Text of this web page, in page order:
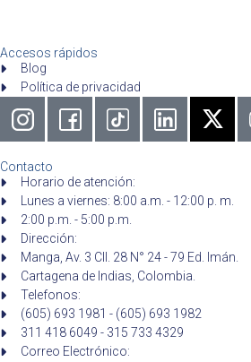
Accesos rápidos
Blog
Política de privacidad
Contacto
Horario de atención:
Lunes a viernes: 8:00 a.m. - 12:00 p. m.
2:00 p.m. - 5:00 p.m.
Dirección:
Manga, Av. 3 Cll. 28 N° 24 - 79 Ed. Imán.
Cartagena de Indias, Colombia.
Telefonos:
(605) 693 1981 - (605) 693 1982
311 418 6049 - 315 733 4329
Correo Electrónico: